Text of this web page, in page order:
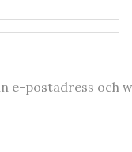
e-postadress och